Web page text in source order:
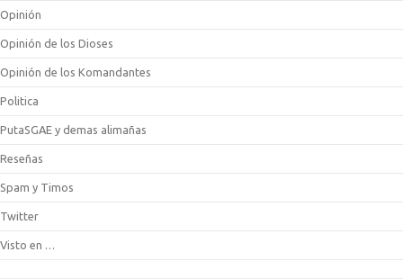
Opinión
Opinión de los Dioses
Opinión de los Komandantes
Politica
PutaSGAE y demas alimañas
Reseñas
Spam y Timos
Twitter
Visto en …